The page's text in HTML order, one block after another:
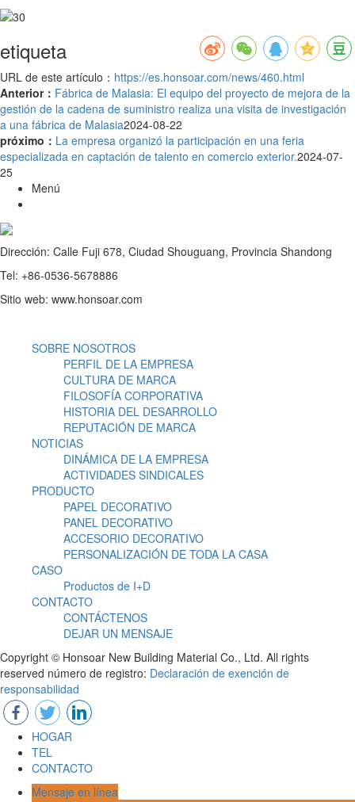
etiqueta
URL de este artículo： https://es.honsoar.com/news/460.html
Anterior： Fábrica de Malasia: El equipo del proyecto de mejora de la
gestión de la cadena de suministro realiza una visita de investigación
a una fábrica de Malasia2024-08-22
próximo： La empresa organizó la participación en una feria
especializada en captación de talento en comercio exterior.2024-07-
25
Menú
Dirección: Calle Fuji 678, Ciudad Shouguang, Provincia Shandong
Tel: +86-0536-5678886
Sitio web: www.honsoar.com
SOBRE NOSOTROS
PERFIL DE LA EMPRESA
CULTURA DE MARCA
FILOSOFÍA CORPORATIVA
HISTORIA DEL DESARROLLO
REPUTACIÓN DE MARCA
NOTICIAS
DINÁMICA DE LA EMPRESA
ACTIVIDADES SINDICALES
PRODUCTO
PAPEL DECORATIVO
PANEL DECORATIVO
ACCESORIO DECORATIVO
PERSONALIZACIÓN DE TODA LA CASA
CASO
Productos de I+D
CONTACTO
CONTÁCTENOS
DEJAR UN MENSAJE
Copyright © Honsoar New Building Material Co., Ltd. All rights
reserved número de registro: Declaración de exención de
responsabilidad
HOGAR
TEL
CONTACTO
Mensaje en línea